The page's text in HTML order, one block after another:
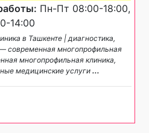
Пн-Пт 08:00-18:00,
14:00
в Ташкенте | диагностика,
современная многопрофильная
многопрофильная клиника,
медицинские услуги ...